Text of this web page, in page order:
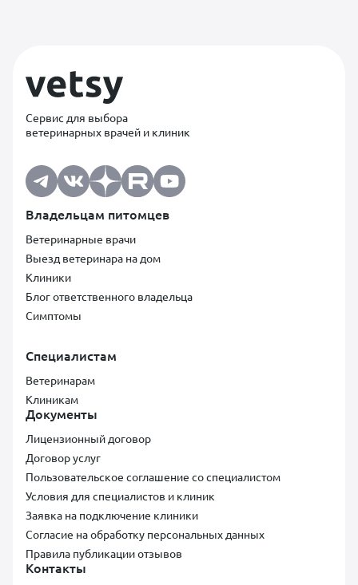
Сервис для выбора
ветеринарных врачей и клиник
Владельцам питомцев
Ветеринарные врачи
Выезд ветеринара на дом
Клиники
Блог ответственного владельца
Симптомы
Специалистам
Ветеринарам
Клиникам
Документы
Лицензионный договор
Договор услуг
Пользовательское соглашение со специалистом
Условия для специалистов и клиник
Заявка на подключение клиники
Согласие на обработку персональных данных
Правила публикации отзывов
Контакты